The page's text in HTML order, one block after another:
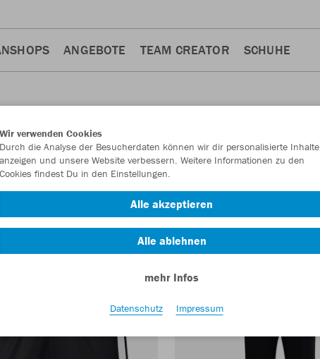
ANGEBOTE TEAM CREATOR SCHUHE
Wir verwenden Cookies
Durch die Analyse der Besucherdaten können wir dir personalisierte Inhalte
anzeigen und unsere Website verbessern. Weitere Informationen zu den
Cookies findest Du in den Einstellungen.
Alle akzeptieren
Alle ablehnen
mehr Infos
Datenschutz Impressum